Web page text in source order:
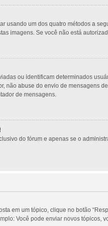
um dos quatro métodos a
imagens. Se você não está
ou identificam determinados
abuse do envio de mensagens
de mensagens.
do fórum e apenas se o
em um tópico, clique no botão
Você pode enviar novos tópicos,